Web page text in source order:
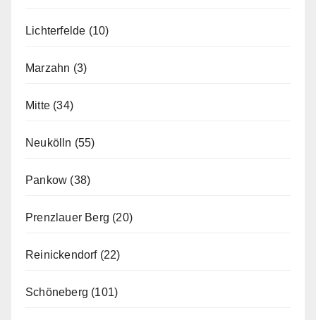
Lichterfelde (10)
Marzahn (3)
Mitte (34)
Neukölln (55)
Pankow (38)
Prenzlauer Berg (20)
Reinickendorf(22)
Schöneberg (101)